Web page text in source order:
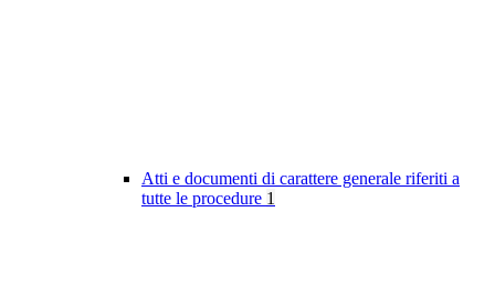
Atti e documenti di carattere generale riferiti a
tutte le procedure 1